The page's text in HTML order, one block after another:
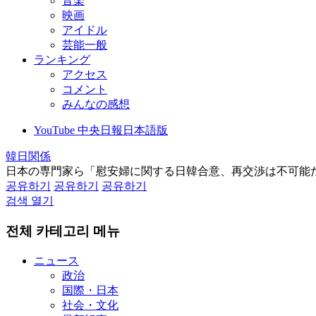
映画
アイドル
芸能一般
ランキング
アクセス
コメント
みんなの感想
YouTube 中央日報日本語版
韓日関係
日本の専門家ら「慰安婦に関する日韓合意、再交渉は不可能
공유하기
공유하기
공유하기
검색 열기
전체 카테고리 메뉴
ニュース
政治
国際・日本
社会・文化